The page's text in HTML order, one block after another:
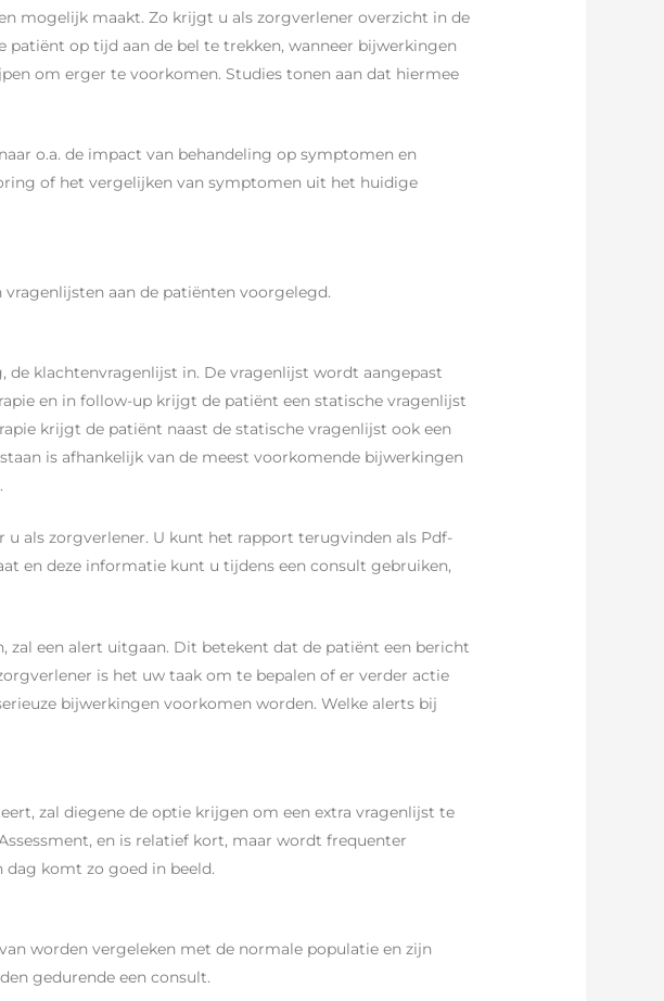
mogelijk maakt. Zo krijgt u als zorgverlener overzicht in de
patiënt op tijd aan de bel te trekken, wanneer bijwerkingen
om erger te voorkomen. Studies tonen aan dat hiermee
o.a. de impact van behandeling op symptomen en
of het vergelijken van symptomen uit het huidige
aan de patiënten voorgelegd.
de klachtenvragenlijst in. De vragenlijst wordt aangepast
en in follow-up krijgt de patiënt een statische vragenlijst
krijgt de patiënt naast de statische vragenlijst ook een
is afhankelijk van de meest voorkomende bijwerkingen
.
u als zorgverlener. U kunt het rapport terugvinden als Pdf-
en deze informatie kunt u tijdens een consult gebruiken,
zal een alert uitgaan. Dit betekent dat de patiënt een bericht
is het uw taak om te bepalen of er verder actie
bijwerkingen voorkomen worden. Welke alerts bij
zal diegene de optie krijgen om een extra vragenlijst te
en is relatief kort, maar wordt frequenter
dag komt zo goed in beeld.
worden vergeleken met de normale populatie en zijn
gedurende een consult.